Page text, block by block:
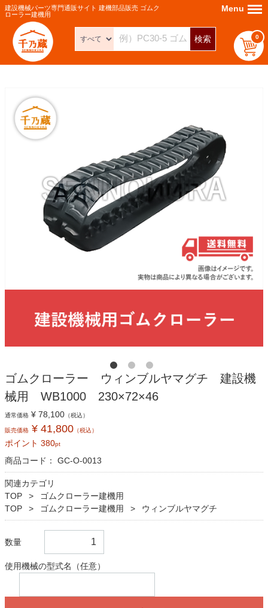
建設機械パーツ専門通販サイト 建機部品販売 ゴムク
ローラー建機用
検索 0
Menu Menu
ゴムクローラー ウィンブルヤマグチ 建設機
械用 WB1000 230×72×46
通常価格 ¥ 78,100 （税込）
販売価格 ¥ 41,800 （税込）
ポイント 380pt
商品コード： GC-O-0013
関連カテゴリ
TOP
ゴムクローラー建機用
TOP
ゴムクローラー建機用 ウィンブルヤマグチ
数量
使用機械の型式名（任意）